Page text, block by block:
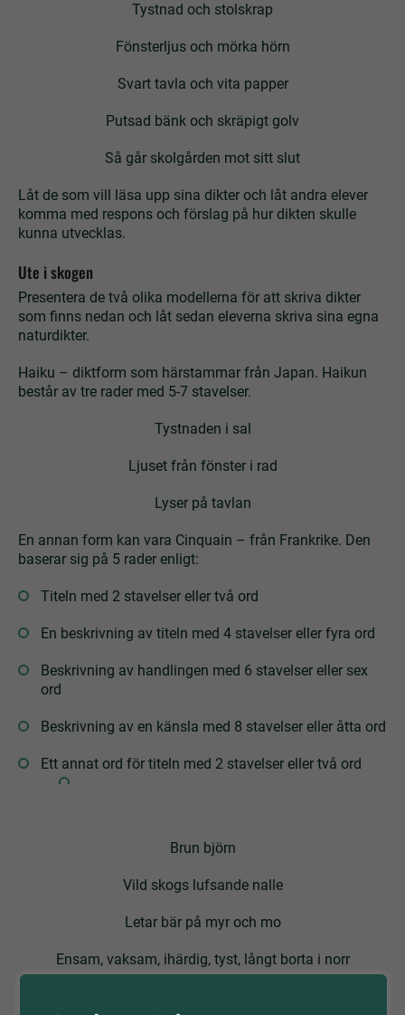
Tystnad och stolskrap
Fönsterljus och mörka hörn
Svart tavla och vita papper
Putsad bänk och skräpigt golv
Så går skolgården mot sitt slut
Låt de som vill läsa upp sina dikter och låt andra elever
komma med respons och förslag på hur dikten skulle
kunna utvecklas.
Ute i skogen
Presentera de två olika modellerna för att skriva dikter
som finns nedan och låt sedan ­eleverna skriva sina egna
naturdikter.
Haiku – diktform som härstammar från Japan. Haikun
består av tre rader med 5-7 stavelser.
Tystnaden i sal
Ljuset från fönster i rad
Lyser på tavlan
En annan form kan vara Cinquain – från Frankrike. Den
baserar sig på 5 rader enligt:
Titeln med 2 stavelser eller två ord
En beskrivning av titeln med 4 stavelser eller fyra ord
Beskrivning av handlingen med 6 stavelser eller sex
ord
Beskrivning av en känsla med 8 stavelser eller åtta ord
Ett annat ord för titeln med 2 stavelser eller två ord
Brun björn
Vild skogs lufsande nalle
Letar bär på myr och mo
Ensam, vaksam, ihärdig, tyst, långt borta i norr